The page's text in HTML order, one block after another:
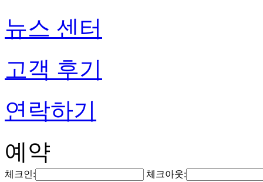
뉴스 센터
고객 후기
연락하기
예약
체크인: 체크아웃: